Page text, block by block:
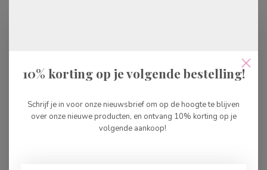
€7,99
10% korting op je volgende bestelling!
Schrijf je in voor onze nieuwsbrief om op de hoogte te blijven
over onze nieuwe producten, en ontvang 10% korting op je
volgende aankoop!